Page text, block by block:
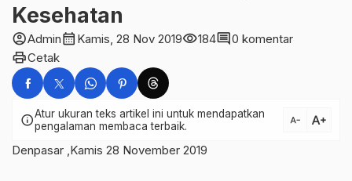
Kesehatan
account_circleAdmincalendar_month Kamis, 28 Nov 2019visibility184comment0 komentar
printCetak
infoAtur ukuran teks artikel ini untuk mendapatkan
pengalaman membaca terbaik.
text_decrease text_increase
Denpasar ,Kamis 28 November 2019